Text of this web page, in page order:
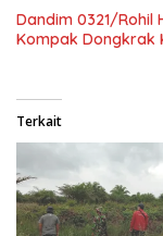
Dandim 0321/Rohil
Kompak Dongkrak
Terkait